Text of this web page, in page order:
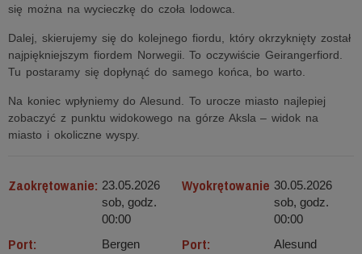
się można na wycieczkę do czoła lodowca.
Dalej, skierujemy się do kolejnego fiordu, który okrzyknięty został
najpiękniejszym fiordem Norwegii. To oczywiście Geirangerfiord.
Tu postaramy się dopłynąć do samego końca, bo warto.
Na koniec wpłyniemy do Alesund. To urocze miasto najlepiej
zobaczyć z punktu widokowego na górze Aksla – widok na
miasto i okoliczne wyspy.
Zaokrętowanie: 23.05.2026
sob, godz.
00:00
Wyokrętowanie 30.05.2026
sob, godz.
00:00
Port: Bergen Port: Alesund